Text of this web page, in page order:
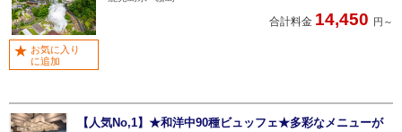
合計料金 14,450 円～
お気に入り
に追加
【人気No,1】★和洋中90種ビュッフェ★多彩なメニューが